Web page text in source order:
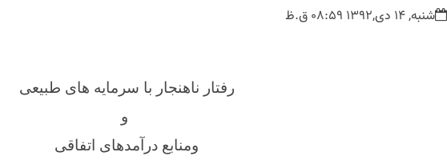
شنبه, 14 دی,1392 08:59 ق.ظ
رفتار ناهنجار با سرمایه های طبیعی
و
ومنابع درآمدهای اتفاقی